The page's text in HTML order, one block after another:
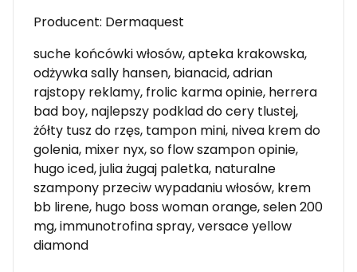
Producent: Dermaquest
suche końcówki włosów, apteka krakowska,
odżywka sally hansen, bianacid, adrian
rajstopy reklamy, frolic karma opinie, herrera
bad boy, najlepszy podklad do cery tlustej,
żółty tusz do rzęs, tampon mini, nivea krem do
golenia, mixer nyx, so flow szampon opinie,
hugo iced, julia żugaj paletka, naturalne
szampony przeciw wypadaniu włosów, krem
bb lirene, hugo boss woman orange, selen 200
mg, immunotrofina spray, versace yellow
diamond